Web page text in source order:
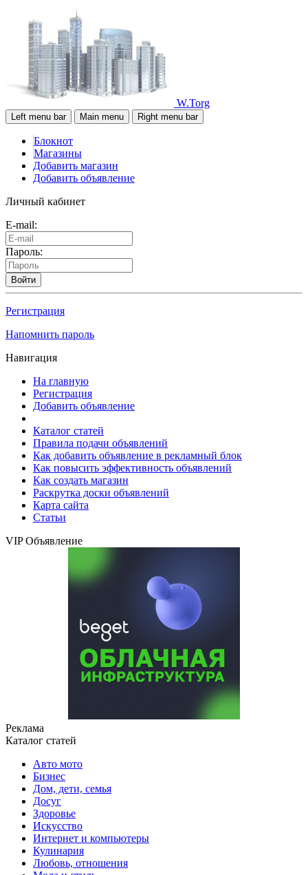
W.Torg
Left menu bar Main menu Right menu bar
Блокнот
Магазины
Добавить магазин
Добавить объявление
Личный кабинет
E-mail:
Пароль:
Войти
Регистрация
Напомнить пароль
Навигация
На главную
Регистрация
Добавить объявление
Каталог статей
Правила подачи объявлений
Как добавить объявление в рекламный блок
Как повысить эффективность объявлений
Как создать магазин
Раскрутка доски объявлений
Карта сайта
Статьи
VIP Объявление
Реклама
Каталог статей
Авто мото
Бизнес
Дом, дети, семья
Досуг
Здоровье
Искусство
Интернет и компьютеры
Кулинария
Любовь, отношения